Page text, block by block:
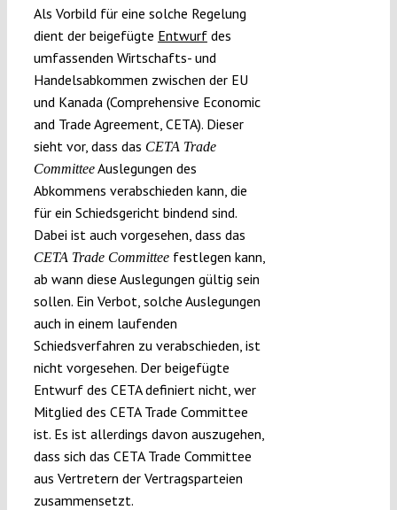
Als Vorbild für eine solche Regelung
dient der beigefügte Entwurfdes
umfassenden Wirtschafts- und
Handelsabkommen zwischen der EU
und Kanada (Comprehensive Economic
and Trade Agreement, CETA). Dieser
sieht vor, dass das CETA Trade
CommitteeAuslegungen des
Abkommens verabschieden kann, die
für ein Schiedsgericht bindend sind.
Dabei ist auch vorgesehen, dass das
CETA Trade Committeefestlegen kann,
ab wann diese Auslegungen gültig sein
sollen. Ein Verbot, solche Auslegungen
auch in einem laufenden
Schiedsverfahren zu verabschieden, ist
nicht vorgesehen. Der beigefügte
Entwurf des CETA definiert nicht, wer
Mitglied des CETA Trade Committee
ist. Es ist allerdings davon auszugehen,
dass sich das CETA Trade Committee
aus Vertretern der Vertragsparteien
zusammensetzt.